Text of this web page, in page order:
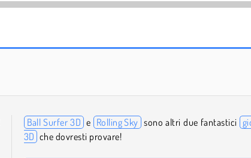
Ball Surfer 3D e Rolling Sky sono altri due fantastici
3D che dovresti provare!